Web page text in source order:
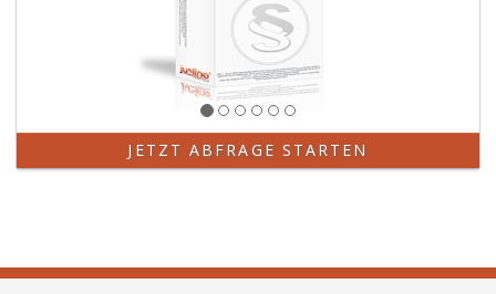
JETZT ABFRAGE STARTEN